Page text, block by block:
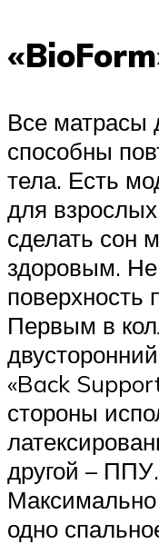
Все матрасы
способны
тела. Есть
для
сделать сон
здоровым.
поверхность
Первым в
«Back
стороны
другой –
одно